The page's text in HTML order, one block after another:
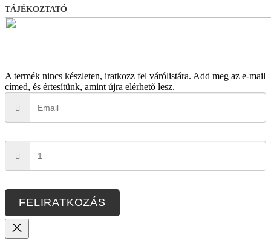
TÁJÉKOZTATÓ
A termék nincs készleten, iratkozz fel várólistára. Add meg az e-mail
címed, és értesítünk, amint újra elérhető lesz.
FELIRATKOZÁS